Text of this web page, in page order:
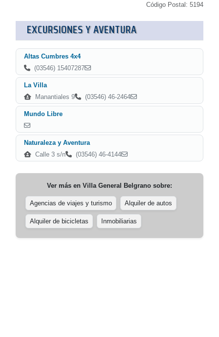
Código Postal: 5194
EXCURSIONES Y AVENTURA
Altas Cumbres 4x4
(03546) 15407287
La Villa
Manantiales 9
(03546) 46-2464
Mundo Libre
Naturaleza y Aventura
Calle 3 s/n
(03546) 46-4144
Ver más en Villa General Belgrano sobre:
Agencias de viajes y turismo Alquiler de autos
Alquiler de bicicletas Inmobiliarias